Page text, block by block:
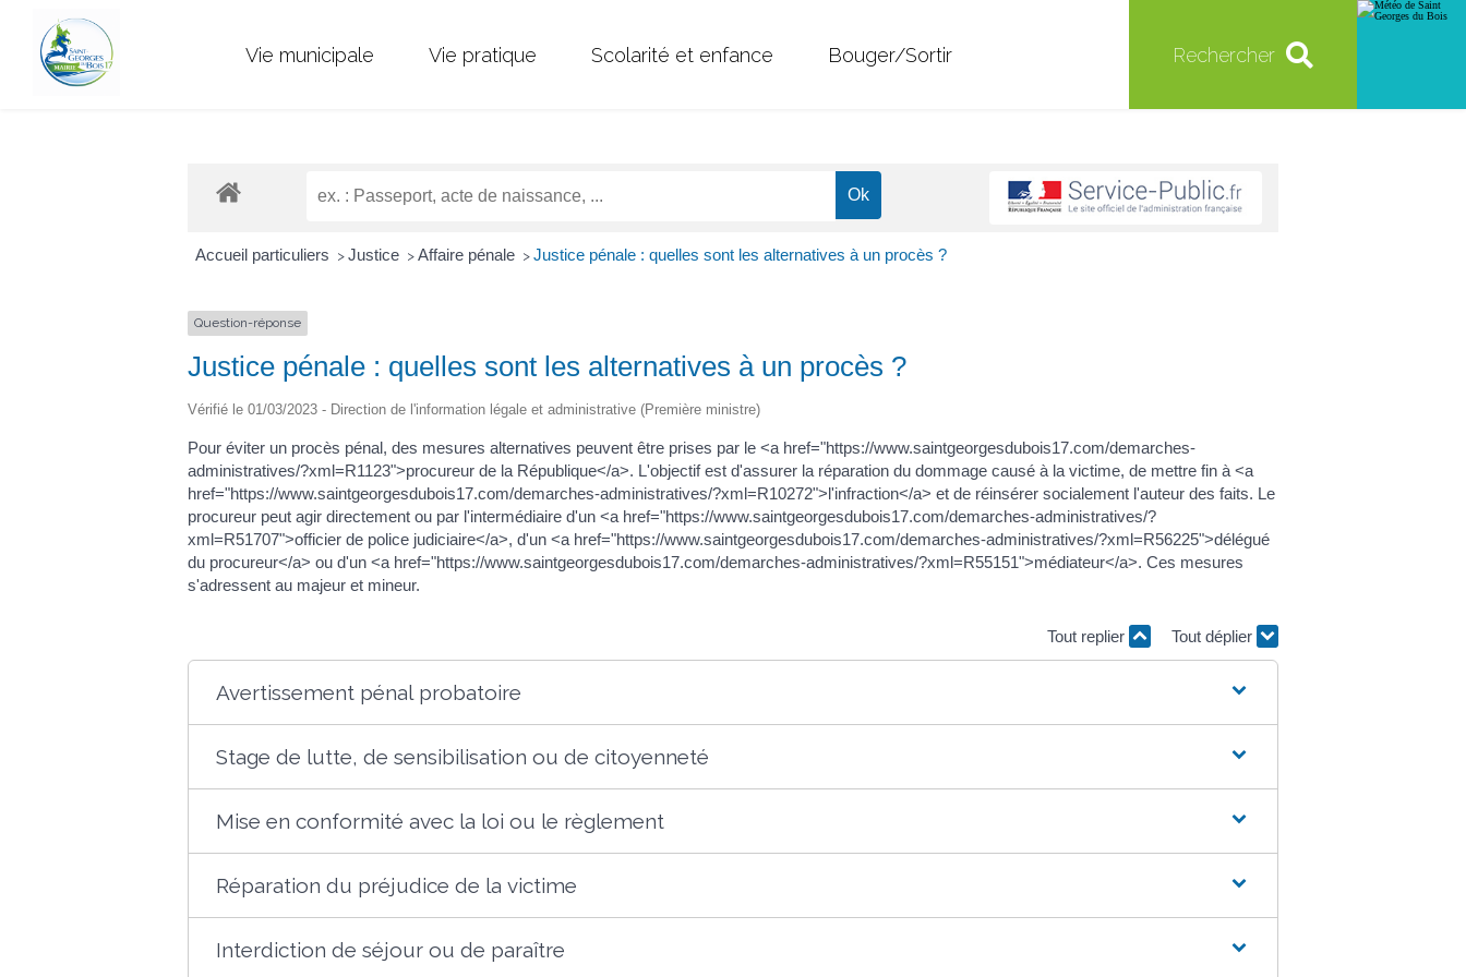
Vie municipale Vie pratique Scolarité et enfance Bouger/Sortir Rechercher
Accueil particuliers > Justice > Affaire pénale > Justice pénale : quelles sont les alternatives à un procès ?
Question-réponse
Justice pénale : quelles sont les alternatives à un procès ?
Vérifié le 01/03/2023 - Direction de l'information légale et administrative (Première ministre)
Pour éviter un procès pénal, des mesures alternatives peuvent être prises par le <a href="https://www.saintgeorgesdubois17.com/demarches-
administratives/?xml=R1123">procureur de la République</a>. L'objectif est d'assurer la réparation du dommage causé à la victime, de mettre fin à <a
href="https://www.saintgeorgesdubois17.com/demarches-administratives/?xml=R10272">l'infraction</a> et de réinsérer socialement l'auteur des faits. Le
procureur peut agir directement ou par l'intermédiaire d'un <a href="https://www.saintgeorgesdubois17.com/demarches-administratives/?
xml=R51707">officier de police judiciaire</a>, d'un <a href="https://www.saintgeorgesdubois17.com/demarches-administratives/?xml=R56225">délégué
du procureur</a> ou d'un <a href="https://www.saintgeorgesdubois17.com/demarches-administratives/?xml=R55151">médiateur</a>. Ces mesures
s'adressent au majeur et mineur.
Tout replier Tout déplier
Avertissement pénal probatoire
Stage de lutte, de sensibilisation ou de citoyenneté
Mise en conformité avec la loi ou le règlement
Réparation du préjudice de la victime
Interdiction de séjour ou de paraître